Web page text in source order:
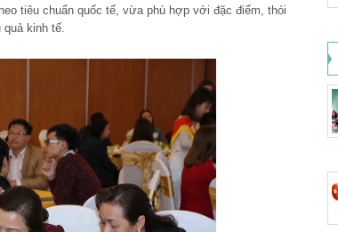
tiêu chuẩn quốc tế, vừa phù hợp với đặc điểm, thói
kinh tế.